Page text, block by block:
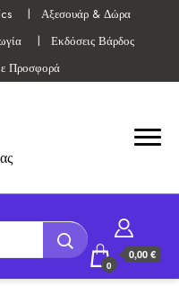
Αξεσουάρ & Δώρα
Εκδόσεις Βάρδος
Προσφορά
0
0,00 €